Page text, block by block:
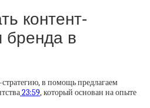
контент-
бренда в
в помощь предлагаем
23:59, который основан на опыте